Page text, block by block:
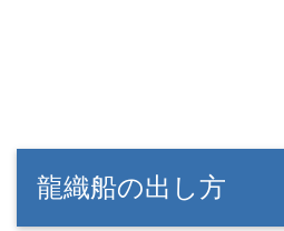
龍織船の出し方